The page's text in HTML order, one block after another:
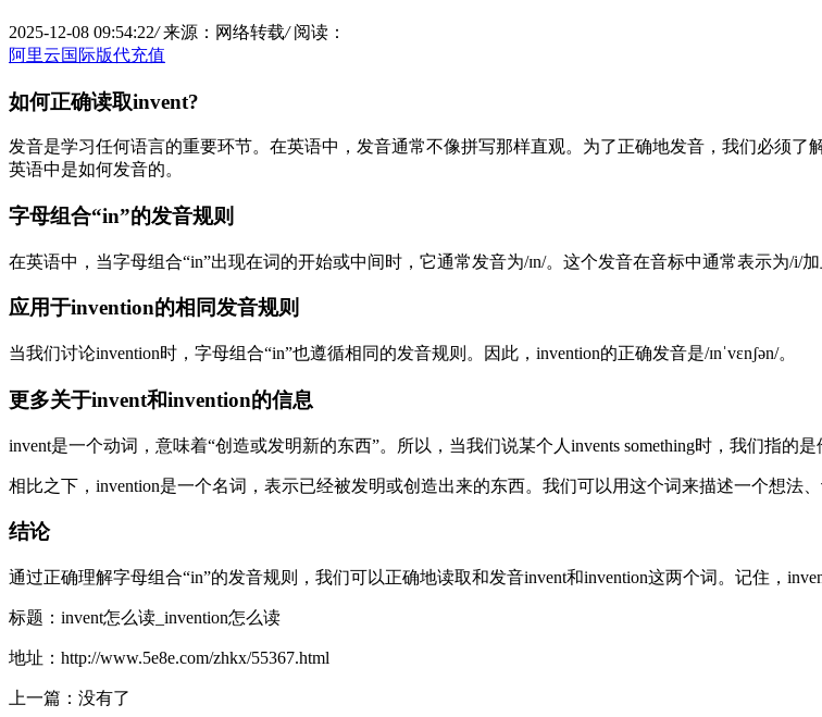
2025-12-08 09:54:22/ 来源：网络转载/ 阅读：
阿里云国际版代充值
如何正确读取invent?
发音是学习任何语言的重要环节。在英语中，发音通常不像拼写那样直观。为了正确地发音，我们必须
英语中是如何发音的。
字母组合“in”的发音规则
在英语中，当字母组合“in”出现在词的开始或中间时，它通常发音为/ɪn/。这个发音在音标中通常表示为/i/
应用于invention的相同发音规则
当我们讨论invention时，字母组合“in”也遵循相同的发音规则。因此，invention的正确发音是/ɪnˈvɛnʃən/。
更多关于invent和invention的信息
invent是一个动词，意味着“创造或发明新的东西”。所以，当我们说某个人invents something时，我们指的
相比之下，invention是一个名词，表示已经被发明或创造出来的东西。我们可以用这个词来描述一个想法、
结论
通过正确理解字母组合“in”的发音规则，我们可以正确地读取和发音invent和invention这两个词。记住，
标题：invent怎么读_invention怎么读
地址：http://www.5e8e.com/zhkx/55367.html
上一篇：没有了